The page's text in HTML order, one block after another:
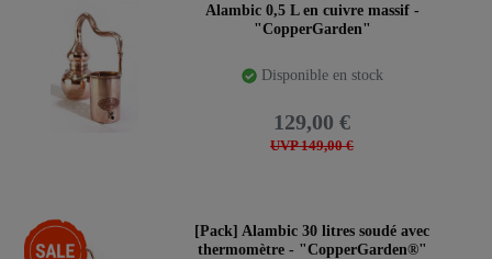
Alambic 0,5 L en cuivre massif -
"CopperGarden"
Disponible en stock
UVP 149,00 €
129,00 €
-27%
[Pack] Alambic 30 litres soudé avec
thermomètre - "CopperGarden®"